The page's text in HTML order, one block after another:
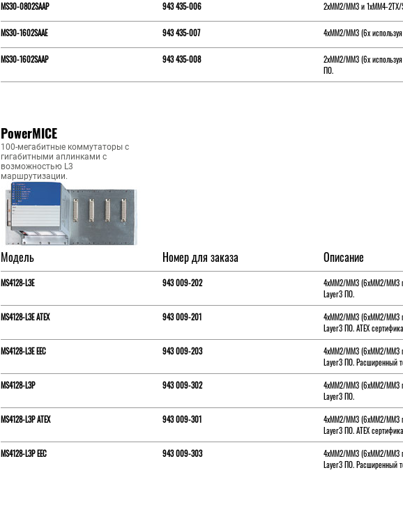
MS30-0802SAAP 943 435-006 2xMM2/MM3 и 1xMM4-
MS30-1602SAAE 943 435-007 4xMM2/MM3 (6x
MS30-1602SAAP 943 435-008
2xMM2/MM3 (6x
ПО.
PowerMICE
100-мегабитные коммутаторы c
гигабитными аплинками c
возможностью L3
маршрутизации.
Модель Номер для заказа Описание
MS4128-L3E 943 009-202
4xMM2/MM3 (6xMM2/MM3
Layer3 ПО.
MS4128-L3E ATEX 943 009-201
4xMM2/MM3 (6xMM2/MM3
Layer3 ПО. ATEX
MS4128-L3E EEC 943 009-203
4xMM2/MM3 (6xMM2/MM3
Layer3 ПО. Расширенный
MS4128-L3P 943 009-302
4xMM2/MM3 (6xMM2/MM3
Layer3 ПО.
MS4128-L3P ATEX 943 009-301
4xMM2/MM3 (6xMM2/MM3
Layer3 ПО. ATEX
MS4128-L3P EEC 943 009-303
4xMM2/MM3 (6xMM2/MM3
Layer3 ПО. Расширенный